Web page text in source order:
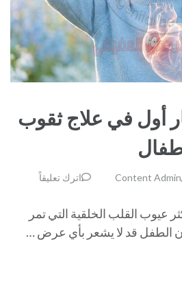
أول في علاج ثقوب
Content Admin اترك تعليقاً
عيوب القلب الخلقية التي تمر
الطفل قد لا يشعر بأي عرض …